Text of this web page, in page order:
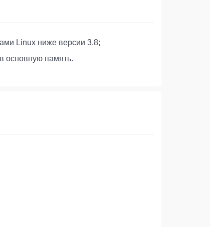
Linux ниже версии 3.8;
основную память.